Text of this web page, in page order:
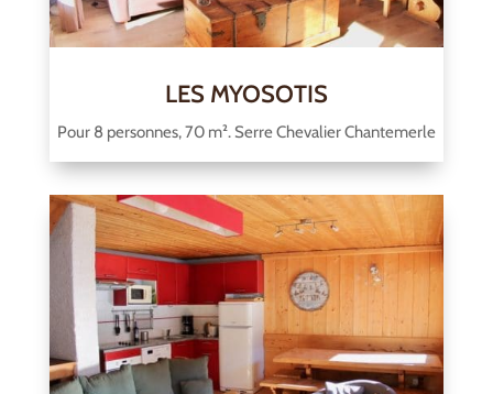
LES MYOSOTIS
Pour 8 personnes, 70 m². Serre Chevalier Chantemerle